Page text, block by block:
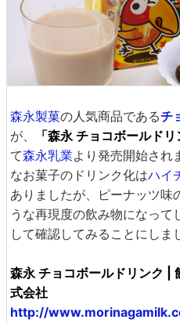
森永製菓の人気商品であるチ
が、
「森永 チョコボールドリ
て森永乳業より発売開始され
なお菓子のドリンク化はハイ
ありましたが、ピーナッツ味
うな再現度の飲み物になっ
して確認してみることにしま
森永 チョコボールドリンク |
式会社
http://